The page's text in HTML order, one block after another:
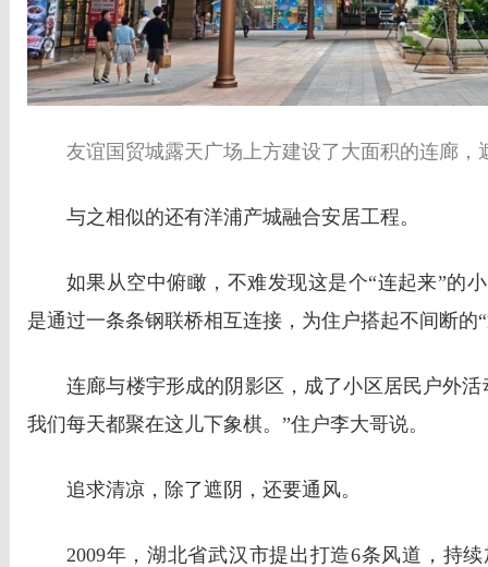
友谊国贸城露天广场上方建设了大面积的连廊
与之相似的还有洋浦产城融合安居工程。
如果从空中俯瞰，不难发现这是个“连起来”
是通过一条条钢联桥相互连接，为住户搭起不间断的
连廊与楼宇形成的阴影区，成了小区居民户外
我们每天都聚在这儿下象棋。”住户李大哥说。
追求清凉，除了遮阴，还要通风。
2009年，湖北省武汉市提出打造6条风道，持